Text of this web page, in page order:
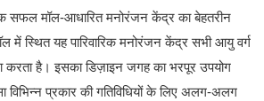
सफल मॉल-आधारित मनोरंजन केंद्र का बेहतरीन
में स्थित यह पारिवारिक मनोरंजन केंद्र सभी आयु वर्ग
करता है। इसका डिज़ाइन जगह का भरपूर उपयोग
विभिन्न प्रकार की गतिविधियों के लिए अलग-अलग